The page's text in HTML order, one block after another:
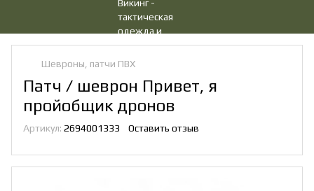
Шевроны, патчи ПВХ
Патч / шеврон Привет, я
пройобщик дронов
Артикул: 2694001333 Оставить отзыв